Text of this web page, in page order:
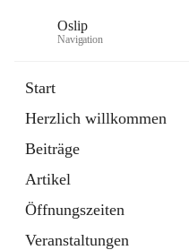
Oslip
Navigation
Start
Herzlich willkommen
Beiträge
Artikel
Öffnungszeiten
Veranstaltungen
Externe Webseite
in
Tab
Bundeskanzleramt Österreich
Externe Webseite
öffnet
in
neuem
Tab